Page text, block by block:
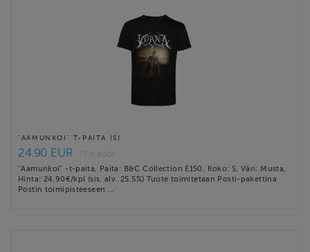
Vorna-verkkokauppa terms & conditions
"AAMUNKOI" T-PAITA (S)
24.90 EUR
7 in stock
"Aamunkoi" -t-paita, Paita: B&C Collection E150, Koko: S, Väri: Musta,
Hinta: 24,90€/kpl (sis. alv. 25.5%) Tuote toimitetaan Posti-pakettina
Postin toimipisteeseen …